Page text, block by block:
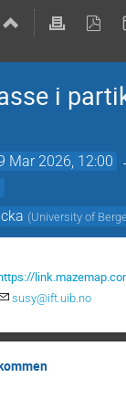
i
Mar 2026, 12:00
(University of
susy@ift.uib.no